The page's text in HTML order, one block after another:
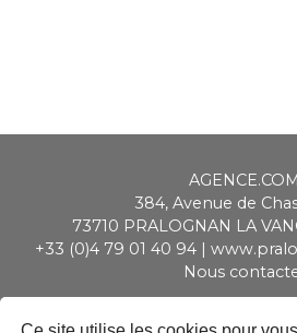
AGENCE.COM
384, Avenue de
73710 PRALOGNAN LA
+33 (0)4 79 01 40 94|
Nous
SAS ALPIMMO au capital de 20 000 € - RCS
- APE 6831 Z - TVA CEE : FR